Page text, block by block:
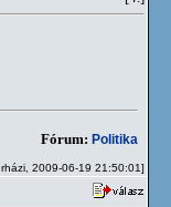
Fórum: Politika
2009-06-19 21:50:01]